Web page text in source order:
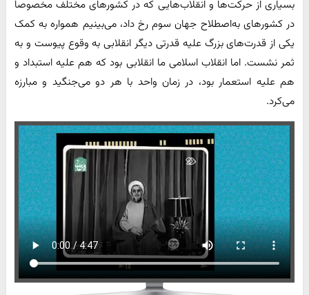
بسیاری از حرکت‌ها و انقلاب‌هایی که در کشورهای مختلف مخصوصاً
در کشورهای به‌اصطلاح جهان سوم رخ داد، می‌بینیم همواره به کمک
یکی از قدرت‌های بزرگ علیه قدرتی دیگر انقلابی به وقوع پیوست و به
ثمر نشست. اما انقلاب اسلامی ما انقلابی بود که هم علیه استبداد و
هم علیه استعمار بود، در زمان واحد با هر دو می‌جنگید و مبارزه
می‌کرد.